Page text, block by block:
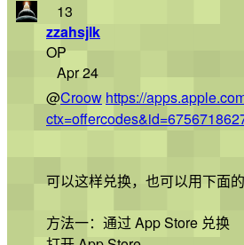
13
zzahsjlk
OP
Apr 24
@Croow https://
可以这样兑换，也可以用下面
方法一：通过 App Store 兑换